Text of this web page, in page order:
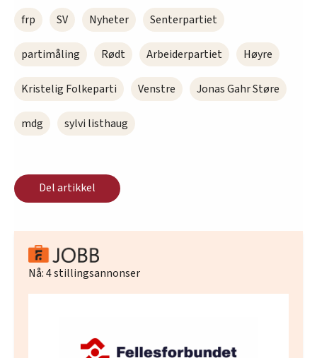
Resultatene må tolkes innenfor feilmarginer
som varierer mellom 1,4 og 3,1 prosent,
avhengig av prosentresultatets størrelse.
frp SV Nyheter Senterpartiet
partimåling Rødt Arbeiderpartiet Høyre
Kristelig Folkeparti Venstre Jonas Gahr Støre
mdg sylvi listhaug
Del artikkel
Nå:4stillingsannonser